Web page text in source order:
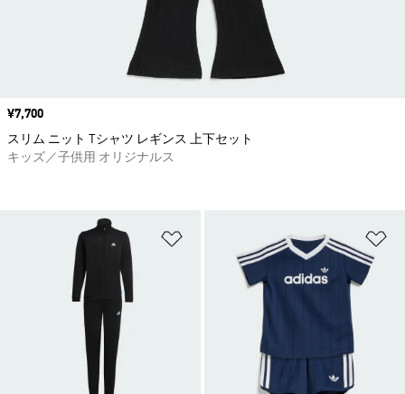
ほしいものリストに追加
価格
¥7,700
スリム ニット Tシャツ レギンス 上下セット
キッズ／子供用 オリジナルス